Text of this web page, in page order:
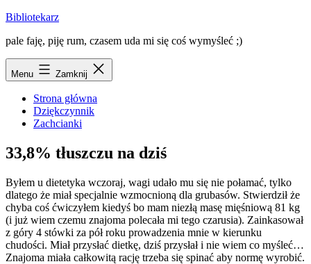
Przejdź
treści
Bibliotekarz
pale faję, piję rum, czasem uda mi się coś wymyśleć ;)
Menu Zamknij
Strona główna
Dziękczynnik
Zachcianki
33,8% tłuszczu na dziś
Byłem u dietetyka wczoraj, wagi udało mu się nie połamać, tylko
dlatego że miał specjalnie wzmocnioną dla grubasów. Stwierdził że
chyba coś ćwiczyłem kiedyś bo mam niezłą masę mięśniową 81 kg
(i już wiem czemu znajoma polecała mi tego czarusia). Zainkasował
z góry 4 stówki za pół roku prowadzenia mnie w kierunku
chudości. Miał przysłać dietkę, dziś przysłał i nie wiem co myśleć…
Znajoma miała całkowitą rację trzeba się spinać aby normę wyrobić.